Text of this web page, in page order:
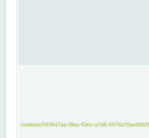
/stations/593647aa-9fea-43ec-a7d6-6476a76ae868/